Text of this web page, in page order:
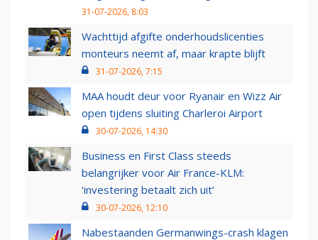
31-07-2026, 8:03
Wachttijd afgifte onderhoudslicenties
monteurs neemt af, maar krapte blijft
31-07-2026, 7:15
MAA houdt deur voor Ryanair en Wizz Air
open tijdens sluiting Charleroi Airport
30-07-2026, 14:30
Business en First Class steeds
belangrijker voor Air France-KLM:
‘investering betaalt zich uit’
30-07-2026, 12:10
Nabestaanden Germanwings-crash klagen